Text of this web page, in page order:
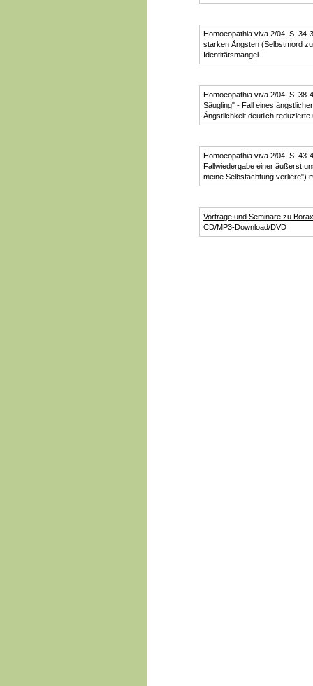
Homoeopathia viva 2/04, S.
starken Ängsten (Selbstmord
Identitätsmangel.
Homoeopathia viva 2/04, S.
Säugling" - Fall eines
Ängstlichkeit deutlich
Homoeopathia viva 2/04, S.
Fallwiedergabe einer äußerst
meine Selbstachtung verliere")
Vorträge und Seminare zu Borax
CD/MP3-Download/DVD